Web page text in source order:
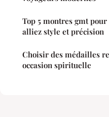
Top 5 montres gmt
alliez style et précision
Choisir des médailles
occasion spirituelle